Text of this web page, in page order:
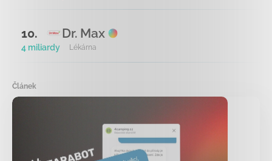
10. Dr. Max
4 miliardy Lékárna
Článek